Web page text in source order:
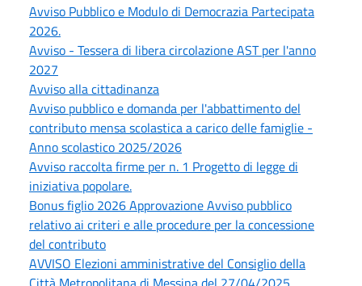
Avviso Pubblico e Modulo di Democrazia Partecipata
2026.
Avviso - Tessera di libera circolazione AST per l'anno
2027
Avviso alla cittadinanza
Avviso pubblico e domanda per l'abbattimento del
contributo mensa scolastica a carico delle famiglie -
Anno scolastico 2025/2026
Avviso raccolta firme per n. 1 Progetto di legge di
iniziativa popolare.
Bonus figlio 2026 Approvazione Avviso pubblico
relativo ai criteri e alle procedure per la concessione
del contributo
AVVISO Elezioni amministrative del Consiglio della